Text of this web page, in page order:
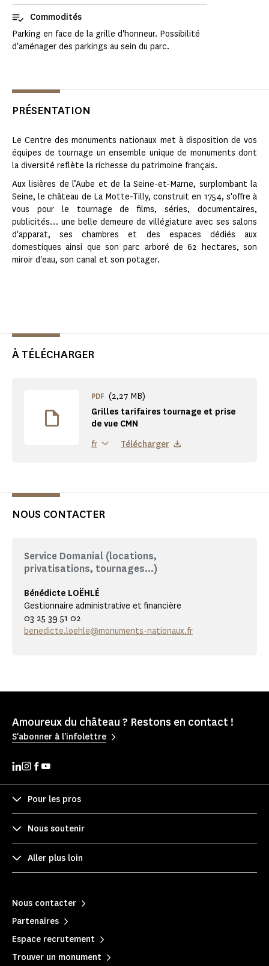
Commodités
Parking en face de la grille d'honneur. Possibilité
d'aménager des parkings au sein du parc.
PRÉSENTATION
Le Centre des monuments nationaux met à disposition de vos
équipes de tournage un ensemble unique de monuments dont
la diversité reflète la richesse du patrimoine français.
Aux lisières de l’Aube et de la Seine-et-Marne, surplombant la
Seine, le château de La Motte-Tilly, construit en 1754, s'offre à
vous pour le tournage de films, séries, documentaires,
publicités… une belle demeure de villégiature avec ses salons
d'apparat, ses chambres et des espaces dédiés aux
domestiques ainsi que son parc arboré de 62 hectares, son
miroir d'eau, son canal et son potager.
À TÉLÉCHARGER
Grilles tarifaires tournage et prise
de vue CMN
PDF (2,27 MB)
fr Télécharger
NOUS CONTACTER
Service Domanial (locations,
privatisations, tournages...)
Bénédicte LOËHLÉ
Gestionnaire administrative et financière
03 25 39 51 02
benedicte.loehle@monuments-nationaux.fr
Amoureux du château ? Restons en contact !
S'abonner à l'infolettre
Pour les pros
Nous soutenir
Aller plus loin
Nous contacter
Partenaires
Espace recrutement
Trouver un monument